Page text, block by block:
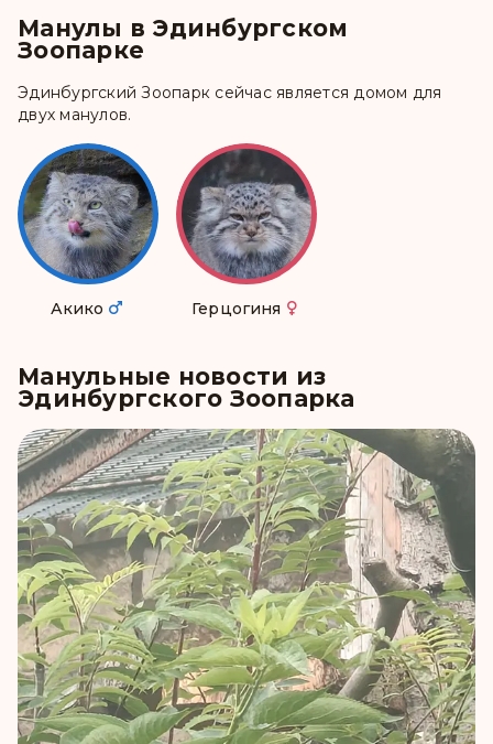
Манулы в Эдинбургском
Зоопарке
Эдинбургский Зоопарк сейчас является домом для
двух манулов.
Акико Герцогиня
Манульные новости из
Эдинбургского Зоопарка